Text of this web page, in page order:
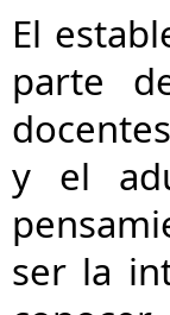
El
parte
y el
ser la